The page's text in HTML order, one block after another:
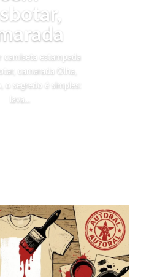
camiseta estampada
camarada Olha,
o segredo é simples:
lava...